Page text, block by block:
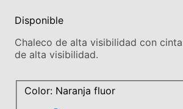
Disponible
Chaleco de alta visibilidad con
de alta visibilidad.
Color: Naranja fluor